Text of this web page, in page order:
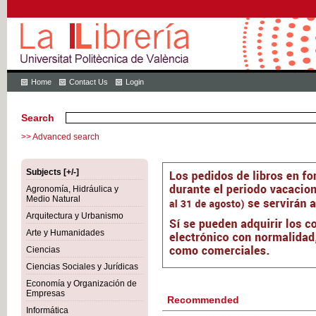
Home Contact Us Login
Search
>> Advanced search
Subjects [+/-]
Agronomía, Hidráulica y
Medio Natural
Arquitectura y Urbanismo
Arte y Humanidades
Ciencias
Ciencias Sociales y Jurídicas
Economía y Organización de
Empresas
Informática
Recommended